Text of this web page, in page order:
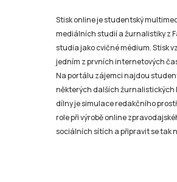
Stisk online je studentský
mediálních studií a žurnalistiky z
studia jako cvičné médium. Stisk
jedním z prvních internetových
Na portálu zájemci najdou
některých dalších žurnalistických
dílny je simulace redakčního
role při výrobě online
sociálních sítích a připravit se tak